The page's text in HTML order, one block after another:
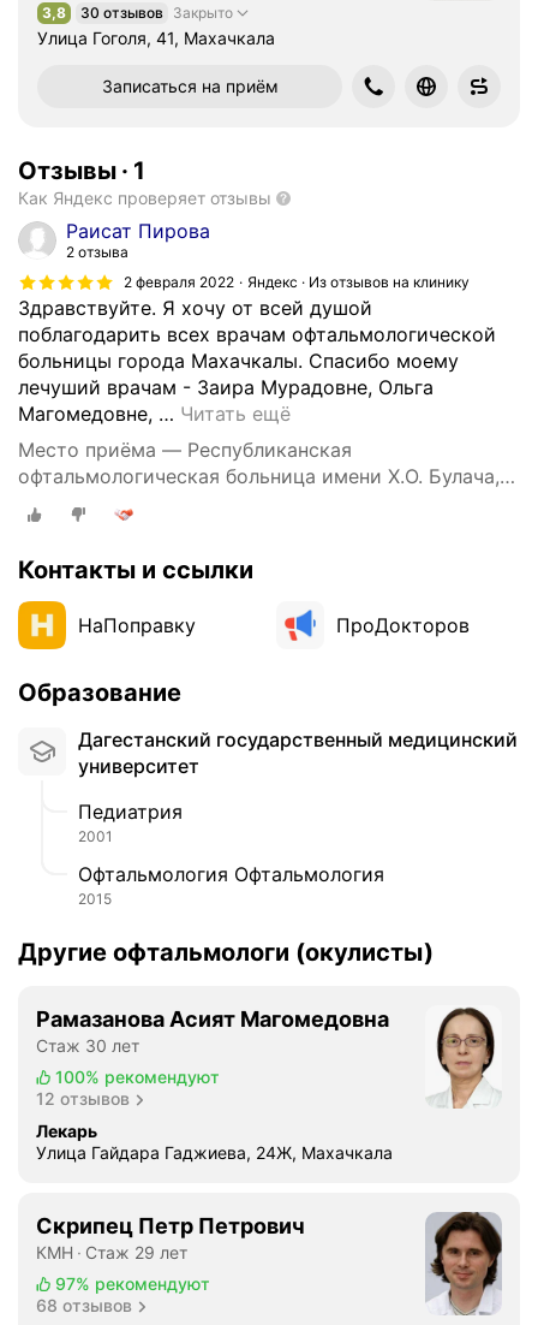
Рейтинг 3,8 из 5
3,8 30 отзывов Закрыто
Улица Гоголя, 41, Махачкала
Записаться на приём
Отзывы · 1
Как Яндекс проверяет отзывы
Раисат Пирова
2 отзыва
2 февраля 2022
Яндекс · Из отзывов на клинику
Здравствуйте. Я хочу от всей душой
поблагодарить всех врачам офтальмологической
больницы города Махачкалы. Спасибо моему
лечуший врачам - Заира Мурадовне, Ольга
Магомедовне, … Читать ещё
Место приёма — Республиканская
офтальмологическая больница имени Х.О. Булача,
улица Гоголя, 41
Контакты и ссылки
НаПоправку ПроДокторов
Образование
Дагестанский государственный медицинский
университет
Педиатрия
2001
Офтальмология Офтальмология
2015
Другие офтальмологи (окулисты)
Рамазанова Асият Магомедовна
Стаж 30 лет
100% рекомендуют
12 отзывов
Лекарь
Улица Гайдара Гаджиева, 24Ж, Махачкала
Скрипец Петр Петрович
КМН
Стаж 29 лет
97% рекомендуют
68 отзывов